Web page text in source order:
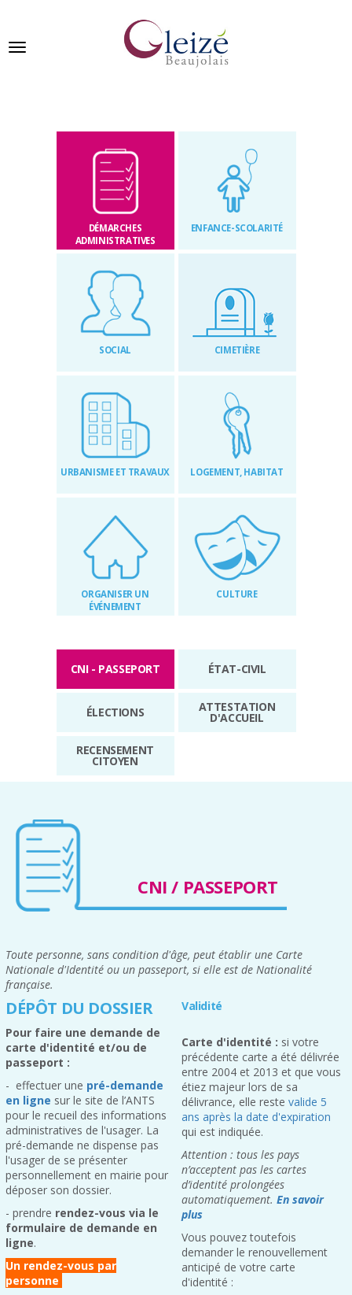
Ville de Gleizé en beaujolais
DÉMARCHES
ADMINISTRATIVES
ENFANCE-SCOLARITÉ
SOCIAL CIMETIÈRE
URBANISME ET TRAVAUX LOGEMENT, HABITAT
ORGANISER UN
ÉVÉNEMENT
CULTURE
CNI - PASSEPORT ÉTAT-CIVIL
ÉLECTIONS ATTESTATION
D'ACCUEIL
RECENSEMENT
CITOYEN
CNI / PASSEPORT
Toute personne, sans condition d'âge, peut établir une Carte
Nationale d'Identité ou un passeport, si elle est de Nationalité
française.
DÉPÔT DU DOSSIER
Pour faire une demande de
carte d'identité et/ou de
passeport :
- effectuer une pré-demande
en ligne sur le site de l’ANTS
pour le recueil des informations
administratives de l'usager. La
pré-demande ne dispense pas
l'usager de se présenter
personnellement en mairie pour
déposer son dossier.
- prendre rendez-vous via le
formulaire de demande en
ligne.
Un rendez-vous par
personne
Validité
Carte d'identité : si votre
précédente carte a été délivrée
entre 2004 et 2013 et que vous
étiez majeur lors de sa
délivrance, elle reste valide 5
ans après la date d'expiration
qui est indiquée.
Attention : tous les pays
n’acceptent pas les cartes
d’identité prolongées
automatiquement. En savoir
plus
Vous pouvez toutefois
demander le renouvellement
anticipé de votre carte
d'identité :